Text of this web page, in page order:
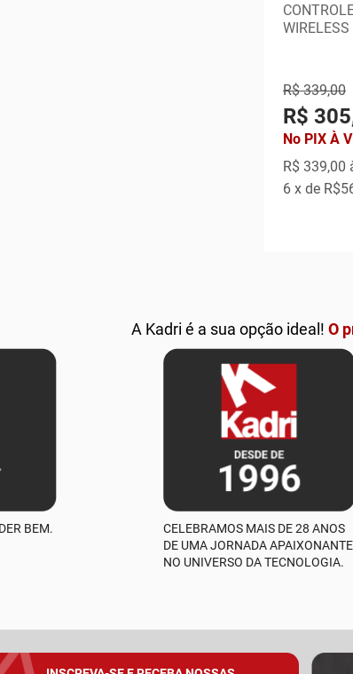
R$ 339,00
R$
No PIX À
R$ 339,00
6 x de
A Kadri é a sua opção ideal! O
BEM.
CELEBRAMOS MAIS DE 28 ANOS
DE UMA JORNADA APAIXONANTE
NO UNIVERSO DA TECNOLOGIA.